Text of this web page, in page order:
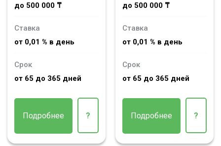
до 500 000 ₸
Ставка
от 0,01 % в день
Срок
от 65 до 365 дней
Подробнее ?
до 500 000 ₸
Ставка
от 0,01 % в день
Срок
от 65 до 365 дней
Подробнее ?